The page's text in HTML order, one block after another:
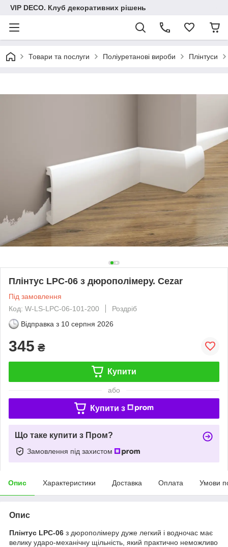
VIP DECO. Клуб декоративних рішень
Товари та послуги Поліуретанові вироби Плінтуси
Плінтус LPC-06 з дюрополімеру. Cezar
Під замовлення
Код: W-LS-LPC-06-101-200
Роздріб
Відправка з 10 серпня 2026
345 ₴
Купити
або
Купити з
Що таке купити з Пром?
Замовлення під захистом
Опис Характеристики Доставка Оплата Умови
Опис
Плінтус LPC-06 з дюрополімеру дуже легкий і водночас має
велику ударо-механічну щільність, який практично неможливо